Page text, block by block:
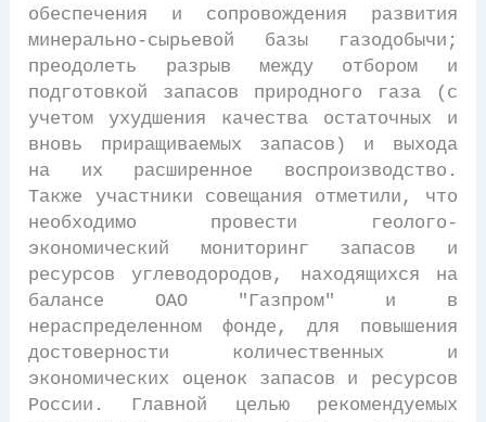
обеспечения и сопровождения развития
минерально-сырьевой базы газодобычи;
преодолеть разрыв между отбором и
подготовкой запасов природного газа (с
учетом ухудшения качества остаточных и
вновь приращиваемых запасов) и выхода
на их расширенное воспроизводство.
Также участники совещания отметили, что
необходимо провести геолого-
экономический мониторинг запасов и
ресурсов углеводородов, находящихся на
балансе ОАО "Газпром" и в
нераспределенном фонде, для повышения
достоверности количественных и
экономических оценок запасов и ресурсов
России. Главной целью рекомендуемых